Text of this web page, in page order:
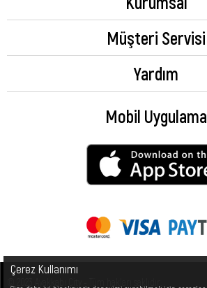
Müşteri Servisi
Yardım
Mobil Uygulama
Çerez Kullanımı